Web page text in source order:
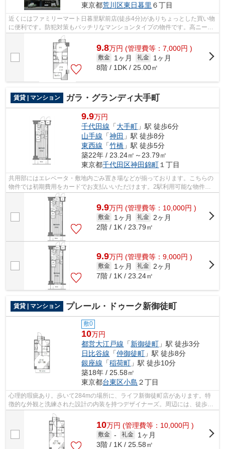
東京都荒川区東日暮里 ６丁目
近くにはファミリーマート日暮里駅前店(徒歩4分)がありちょっとした買い物
に便利です。防犯対策もバッチリなマンションタイプの物件です。高ニーズ
な駅近の物件で、徒歩5分で駅に行く...
9.8万円 (管理費等：7,000円 )
敷金 1ヶ月 礼金
1ヶ月
8階 / 1DK / 25.00㎡
賃貸 | マンション ガラ・グランディ大手町
9.9万円
千代田線 「大手町 」駅 徒歩6分
山手線 「神田 」駅 徒歩8分
東西線 「竹橋 」駅 徒歩5分
築22年 / 23.24㎡～23.79㎡
東京都千代田区神田錦町 １丁目
共用部にはエレベータ・敷地内ごみ置き場などが揃っております。こちらの
物件では初期費用をカードでお支払いいただけます。2駅利用可能な物件な
ので、交通経路を選ぶことができます。...
9.9万円 (管理費等：10,000円 )
敷金 1ヶ月 礼金
2ヶ月
2階 / 1K / 23.79㎡
9.9万円 (管理費等：9,000円 )
敷金 1ヶ月 礼金
2ヶ月
7階 / 1K / 23.24㎡
賃貸 | マンション プレール・ドゥーク新御徒町
敷0
10万円
都営大江戸線 「新御徒町 」駅 徒歩3分
日比谷線 「仲御徒町 」駅 徒歩8分
銀座線 「稲荷町 」駅 徒歩10分
築18年 / 25.58㎡
東京都台東区小島 ２丁目
心理的瑕疵あり。歩いて284mの場所に、ライフ新御徒町店があります。特
徴的な外観と洗練された設計の内装を持つデザイナーズ。周辺には、徒歩3
分で利用できる駅があります。駅が周辺に...
10万円 (管理費等：10,000円 )
敷金 - 礼金
1ヶ月
3階 / 1K / 25.58㎡